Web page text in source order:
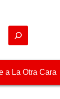
a La Otra Cara